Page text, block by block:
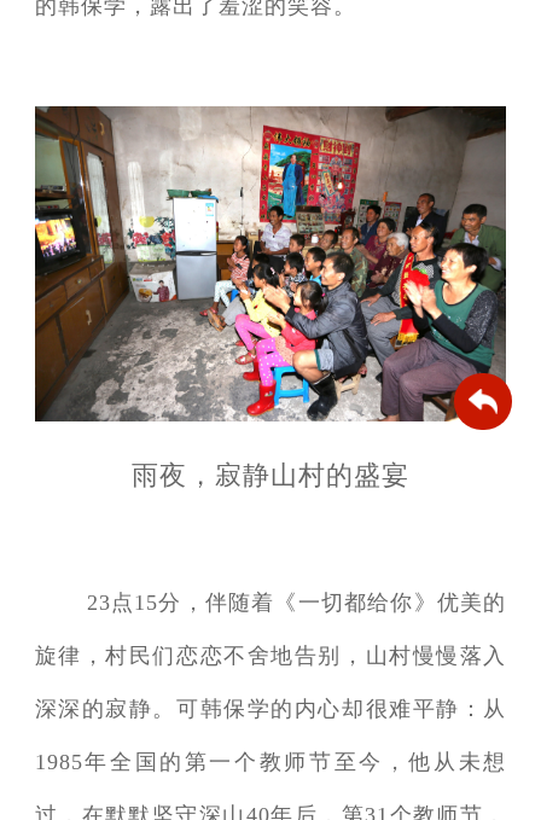
的韩保学，露出了羞涩的笑容。
雨夜，寂静山村的盛宴
23点15分，伴随着《一切都给你》优美的
旋律，村民们恋恋不舍地告别，山村慢慢落入
深深的寂静。可韩保学的内心却很难平静：从
1985年全国的第一个教师节至今，他从未想
过，在默默坚守深山40年后，第31个教师节，